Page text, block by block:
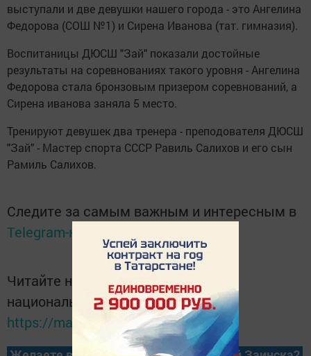
выступали и две девушки нашего города - это Ангелина
Федорова (СОШ №1) и Сирена Иванова (тат. гимназия).
Воспитаницы ДЮСШ "Зай" показали достойные
результаты на соревнованиях такого уровня - Ангелина
Федорова стала бронзовым призером соревнований, а
Сирена иванова заняла 5 место.
Тренируют девушек два тренера - преподователя ДЮСШ
"Зай" - Мастер спорта СССР Равиль Салихов и его сын
Рамиль Салихов.
Следите за самым важным и интересным в
Telegram-канале
Читайте новости Татарстана в
национальном мессенджере MАХ:
https://max.ru/tatmedia